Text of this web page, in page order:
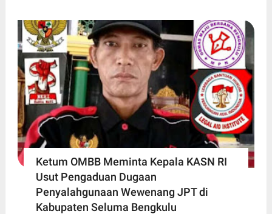
Ketum OMBB Meminta Kepala KASN RI
Usut Pengaduan Dugaan
Penyalahgunaan Wewenang JPT di
Kabupaten Seluma Bengkulu